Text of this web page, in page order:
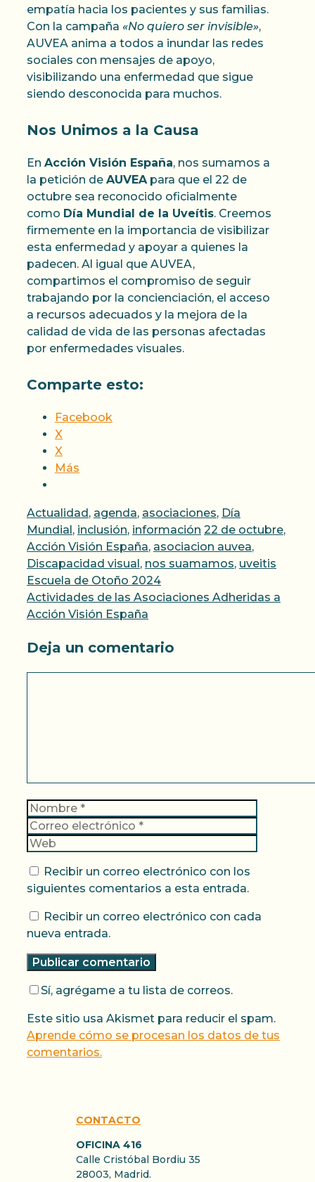
empatía hacia los pacientes y sus familias.
Con la campaña «No quiero ser invisible»,
AUVEA anima a todos a inundar las redes
sociales con mensajes de apoyo,
visibilizando una enfermedad que sigue
siendo desconocida para muchos.
Nos Unimos a la Causa
En Acción Visión España, nos sumamos a
la petición de AUVEApara que el 22 de
octubre sea reconocido oficialmente
como Día Mundial de la Uveítis. Creemos
firmemente en la importancia de visibilizar
esta enfermedad y apoyar a quienes la
padecen. Al igual que AUVEA,
compartimos el compromiso de seguir
trabajando por la concienciación, el acceso
a recursos adecuados y la mejora de la
calidad de vida de las personas afectadas
por enfermedades visuales.
Comparte esto:
Facebook
X
X
Más
Categorías
Actualidad, agenda, asociaciones, Día
Mundial, inclusión, información Etiquetas
22 de octubre,
Acción Visión España, asociacion auvea,
Discapacidad visual, nos suamamos, uveitis
Escuela de Otoño 2024
Actividades de las Asociaciones Adheridas a
Acción Visión España
Deja un comentario
Nombre
Recibir un correo electrónico con los
siguientes comentarios a esta entrada.
Recibir un correo electrónico con cada
nueva entrada.
Sí, agrégame a tu lista de correos.
Este sitio usa Akismet para reducir el spam.
Aprende cómo se procesan los datos de tus
comentarios.
CONTACTO
OFICINA 416
Calle Cristóbal Bordiu 35
28003, Madrid.